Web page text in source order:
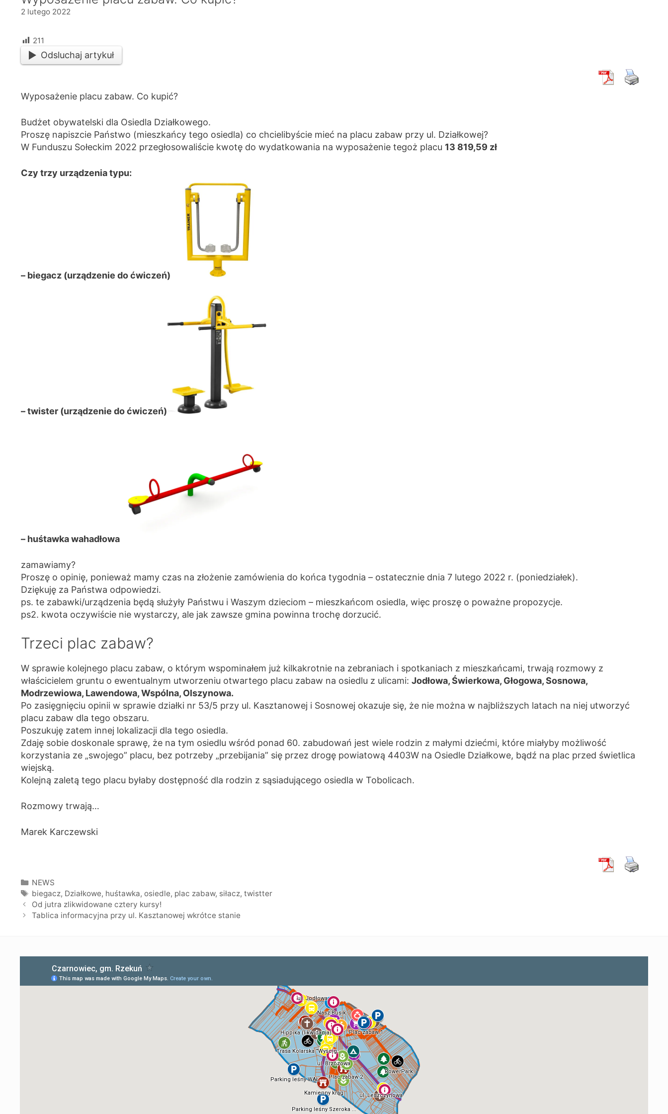
2 lutego 2022
211
Odsluchaj artykuł
Wyposażenie placu zabaw. Co kupić?
Budżet obywatelski dla Osiedla Działkowego.
Proszę napiszcie Państwo (mieszkańcy tego osiedla) co chcielibyście mieć na placu zabaw przy ul. Działkowej?
W Funduszu Sołeckim 2022 przegłosowaliście kwotę do wydatkowania na wyposażenie tegoż placu 13 819,59 zł
Czy trzy urządzenia typu:
– biegacz (urządzenie do ćwiczeń)
– twister (urządzenie do ćwiczeń)
– huśtawka wahadłowa
zamawiamy?
Proszę o opinię, ponieważ mamy czas na złożenie zamówienia do końca tygodnia – ostatecznie dnia 7 lutego 2022 r. (poniedziałek).
Dziękuję za Państwa odpowiedzi.
ps. te zabawki/urządzenia będą służyły Państwu i Waszym dzieciom – mieszkańcom osiedla, więc proszę o poważne propozycje.
ps2. kwota oczywiście nie wystarczy, ale jak zawsze gmina powinna trochę dorzucić.
Trzeci plac zabaw?
W sprawie kolejnego placu zabaw, o którym wspominałem już kilkakrotnie na zebraniach i spotkaniach z mieszkańcami, trwają rozmowy z
właścicielem gruntu o ewentualnym utworzeniu otwartego placu zabaw na osiedlu z ulicami: Jodłowa, Świerkowa, Głogowa, Sosnowa,
Modrzewiowa, Lawendowa, Wspólna, Olszynowa.
Po zasięgnięciu opinii w sprawie działki nr 53/5 przy ul. Kasztanowej i Sosnowej okazuje się, że nie można w najbliższych latach na niej utworzyć
placu zabaw dla tego obszaru.
Poszukuję zatem innej lokalizacji dla tego osiedla.
Zdaję sobie doskonale sprawę, że na tym osiedlu wśród ponad 60. zabudowań jest wiele rodzin z małymi dziećmi, które miałyby możliwość
korzystania ze „swojego” placu, bez potrzeby „przebijania” się przez drogę powiatową 4403W na Osiedle Działkowe, bądź na plac przed świetlica
wiejską.
Kolejną zaletą tego placu byłaby dostępność dla rodzin z sąsiadującego osiedla w Tobolicach.
Rozmowy trwają…
Marek Karczewski
Kategorie
NEWS
Tagi
biegacz, Działkowe, huśtawka,osiedle, plac zabaw, siłacz,twistter
Od jutra zlikwidowane cztery kursy!
Tablica informacyjna przy ul. Kasztanowej wkrótce stanie